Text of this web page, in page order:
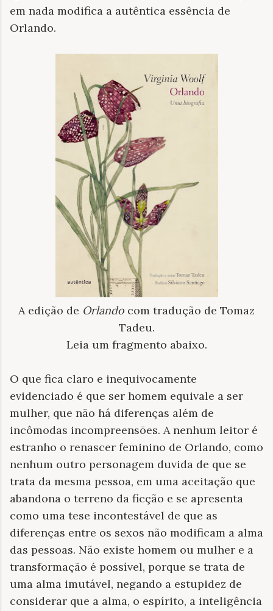
em nada modifica a autêntica essência de
Orlando.
A edição de Orlando com tradução de Tomaz
Tadeu.
Leia um fragmento abaixo.
O que fica claro e inequivocamente
evidenciado é que ser homem equivale a ser
mulher, que não há diferenças além de
incômodas incompreensões. A nenhum leitor é
estranho o renascer feminino de Orlando, como
nenhum outro personagem duvida de que se
trata da mesma pessoa, em uma aceitação que
abandona o terreno da ficção e se apresenta
como uma tese incontestável de que as
diferenças entre os sexos não modificam a alma
das pessoas. Não existe homem ou mulher e a
transformação é possível, porque se trata de
uma alma imutável, negando a estupidez de
considerar que a alma, o espírito, a inteligência